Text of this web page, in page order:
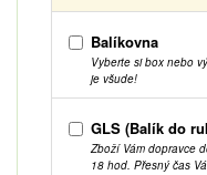
Balíkovna
Vyberte si box nebo
je všude!
GLS (Balík do
Zboží Vám dopravce
18 hod. Přesný čas